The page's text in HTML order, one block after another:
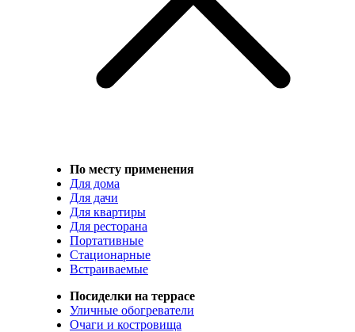
По месту применения
Для дома
Для дачи
Для квартиры
Для ресторана
Портативные
Стационарные
Встраиваемые
Посиделки на террасе
Уличные обогреватели
Очаги и костровища